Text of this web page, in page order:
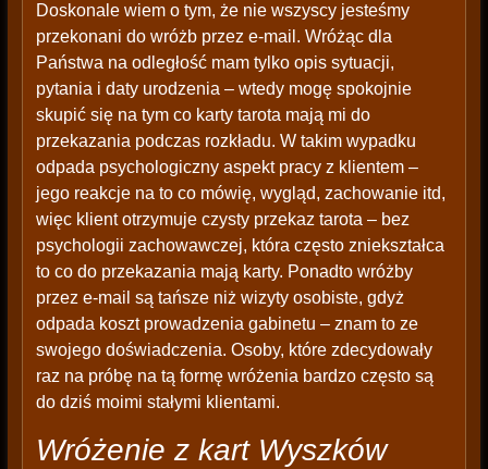
Doskonale wiem o tym, że nie wszyscy jesteśmy
przekonani do wróżb przez e-mail. Wróżąc dla
Państwa na odległość mam tylko opis sytuacji,
pytania i daty urodzenia – wtedy mogę spokojnie
skupić się na tym co karty tarota mają mi do
przekazania podczas rozkładu. W takim wypadku
odpada psychologiczny aspekt pracy z klientem –
jego reakcje na to co mówię, wygląd, zachowanie itd,
więc klient otrzymuje czysty przekaz tarota – bez
psychologii zachowawczej, która często zniekształca
to co do przekazania mają karty. Ponadto wróżby
przez e-mail są tańsze niż wizyty osobiste, gdyż
odpada koszt prowadzenia gabinetu – znam to ze
swojego doświadczenia. Osoby, które zdecydowały
raz na próbę na tą formę wróżenia bardzo często są
do dziś moimi stałymi klientami.
Wróżenie z kart Wyszków